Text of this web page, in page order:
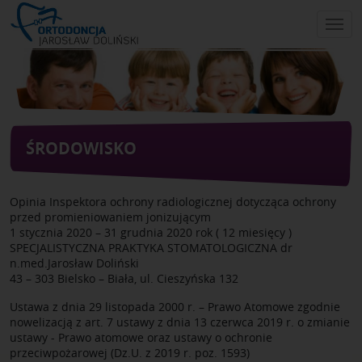
main
ŚRODOWISKO
Opinia Inspektora ochrony radiologicznej dotycząca ochrony
przed promieniowaniem jonizującym
1 stycznia 2020 – 31 grudnia 2020 rok ( 12 miesięcy )
SPECJALISTYCZNA PRAKTYKA STOMATOLOGICZNA dr
n.med.Jarosław Doliński
43 – 303 Bielsko – Biała, ul. Cieszyńska 132
Ustawa z dnia 29 listopada 2000 r. – Prawo Atomowe zgodnie
nowelizacją z art. 7 ustawy z dnia 13 czerwca 2019 r. o zmianie
ustawy - Prawo atomowe oraz ustawy o ochronie
przeciwpożarowej (Dz.U. z 2019 r. poz. 1593)